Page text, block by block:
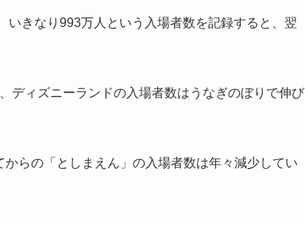
きなり993万人という入場者数を記録すると、翌
ディズニーランドの入場者数はうなぎのぼりで伸び
らの「としまえん」の入場者数は年々減少してい